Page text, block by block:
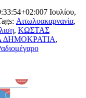
7 Ιουλίου,
Αιτωλοακαρνανία,
, ΚΩΣΤΑΣ
ΔΗΜΟΚΡΑΤΙΑ,